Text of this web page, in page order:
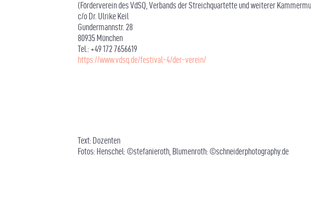
(Förderverein des VdSQ, Verbands der Streichquartette und weiterer
c/o Dr. Ulrike Keil
Gundermannstr. 28
80935 München
Tel.: +49 172 7656619
https://www.vdsq.de/festival-4/der-verein/
Text: Dozenten
Fotos: Henschel: ©stefanieroth, Blumenroth: ©schneiderphotography.de